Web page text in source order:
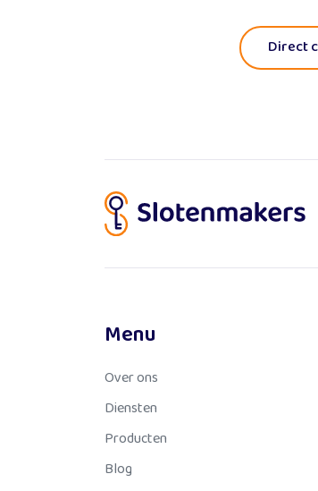
Direct
Menu
Over ons
Diensten
Producten
Blog